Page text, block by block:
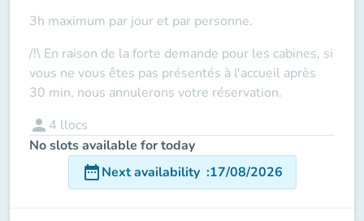
3h maximum par jour et par personne.
/!\ En raison de la forte demande pour les cabines, si
vous ne vous êtes pas présentés à l'accueil après
30 min, nous annulerons votre réservation.
person 4 llocs
No slots available for today
date_rangeNext availability :17/08/2026